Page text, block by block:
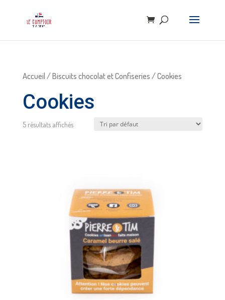
Accueil/Biscuits chocolat et Confiseries/ Cookies
Cookies
5 résultats affichés